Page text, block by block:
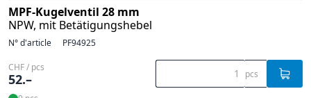
MPF-Kugelventil 28 mm
NPW, mit Betätigungshebel
N° d'article PF94925
CHF / pcs
52.– pcs